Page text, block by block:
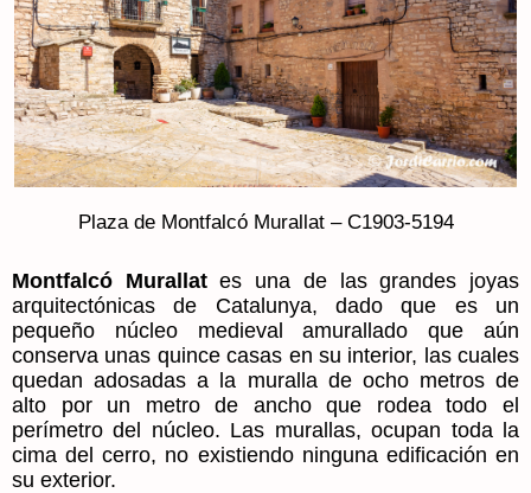
Plaza de Montfalcó Murallat – C1903-5194
Montfalcó Murallates una de las grandes joyas
arquitectónicas de Catalunya, dado que es un
pequeño núcleo medieval amurallado que aún
conserva unas quince casas en su interior, las cuales
quedan adosadas a la muralla de ocho metros de
alto por un metro de ancho que rodea todo el
perímetro del núcleo. Las murallas, ocupan toda la
cima del cerro, no existiendo ninguna edificación en
su exterior.